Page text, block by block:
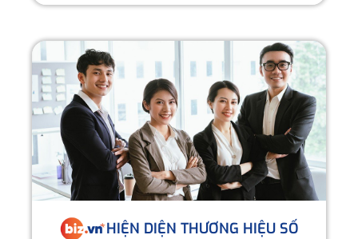
HIỆN DIỆN THƯƠNG HIỆU SỐ